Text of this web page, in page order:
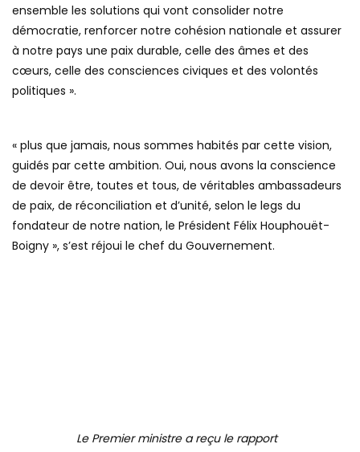
ensemble les solutions qui vont consolider notre
démocratie, renforcer notre cohésion nationale et assurer
à notre pays une paix durable, celle des âmes et des
cœurs, celle des consciences civiques et des volontés
politiques ».
« plus que jamais, nous sommes habités par cette vision,
guidés par cette ambition. Oui, nous avons la conscience
de devoir être, toutes et tous, de véritables ambassadeurs
de paix, de réconciliation et d’unité, selon le legs du
fondateur de notre nation, le Président Félix Houphouët-
Boigny », s’est réjoui le chef du Gouvernement.
Le Premier ministre a reçu le rapport